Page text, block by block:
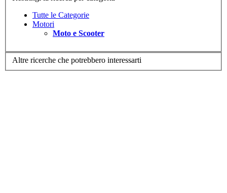
Tutte le Categorie
Motori
Moto e Scooter
Altre ricerche che potrebbero interessarti